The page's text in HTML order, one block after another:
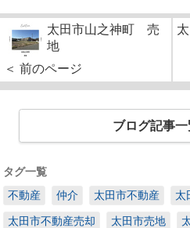
太田市山之神町 売
地
＜ 前のページ
ブログ記事
タグ一覧
不動産
仲介 太田市不動産 太
太田市不動産売却 太田市売地